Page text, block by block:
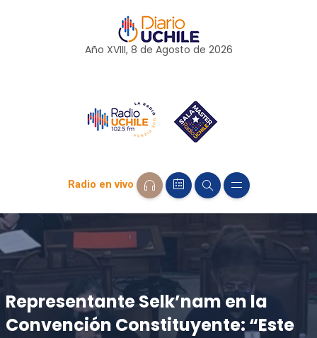
Año XVIII, 8 de Agosto de 2026
Radio en vivo
Representante Selk’nam en la
Convención Constituyente: “Este